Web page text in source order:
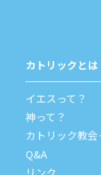
カトリックとは
イエスって？
神って？
カトリック教会
Q&A